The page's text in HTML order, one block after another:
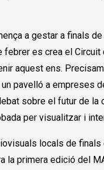
a gestar a finals
febrer es crea el
aquest ens.
pavelló a empreses
sobre el futur de
per visualitzar i
locals de
la primera edició del